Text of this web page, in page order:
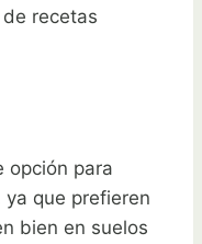
recetas
opción para
que prefieren
bien en suelos